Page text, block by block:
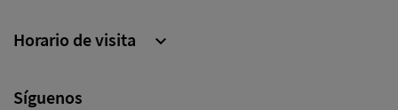
Síguenos
Horario de visita 